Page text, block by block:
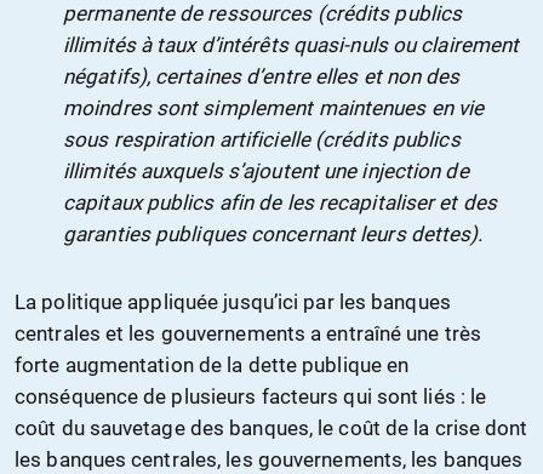
permanente de ressources (crédits publics
illimités à taux d’intérêts quasi-nuls ou clairement
négatifs), certaines d’entre elles et non des
moindres sont simplement maintenues en vie
sous respiration artificielle (crédits publics
illimités auxquels s’ajoutent une injection de
capitaux publics afin de les recapitaliser et des
garantiespubliques concernant leurs dettes).
La politique appliquée jusqu’ici par les banques
centrales et les gouvernements a entraîné une très
forte augmentation de la dette publique en
conséquence de plusieurs facteurs qui sont liés : le
coût du sauvetage des banques, le coût de la crise dont
les banques centrales, les gouvernements, les banques